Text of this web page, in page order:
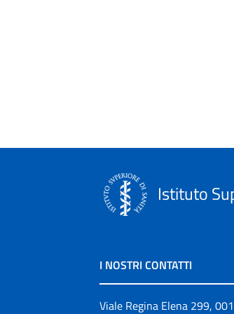
Istituto
I NOSTRI CONTATTI
Viale Regina Elena 299,